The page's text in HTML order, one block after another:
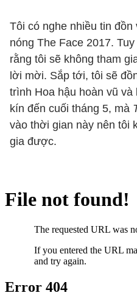
Tôi có nghe nhiều tin
nóng The Face 2017.
rằng tôi sẽ không tham
lời mời. Sắp tới, tôi sẽ
trình Hoa hậu hoàn vũ
kín đến cuối tháng 5, mà
vào thời gian này nên tôi
gia được.